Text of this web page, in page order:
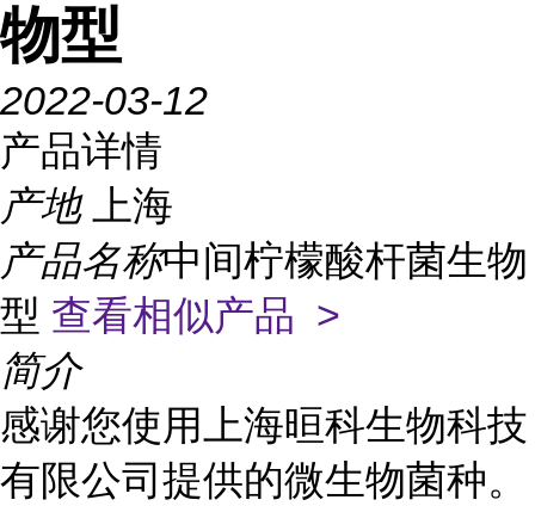
物型
2022-03-12
产品详情
产地
上海
产品名称中间柠檬酸杆菌生物
型 查看相似产品 >
简介
感谢您使用上海晅科生物科技
有限公司提供的微生物菌种。